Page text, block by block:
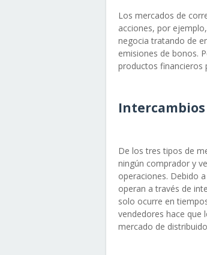
Los mercados de
acciones, por
negocia tratando de
emisiones de bonos.
productos financieros
Intercambios
De los tres tipos de
ningún comprador y
operaciones. Debido
operan a través de
solo ocurre en
vendedores hace que
mercado de